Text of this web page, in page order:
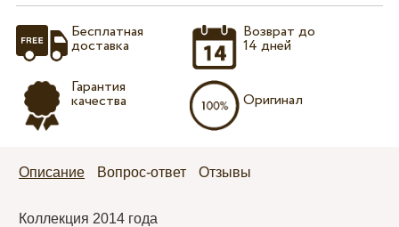
Бесплатная
доставка
Гарантия
качества
Возврат до
14 дней
Оригинал
Описание Вопрос-ответ Отзывы
Коллекция 2014 года